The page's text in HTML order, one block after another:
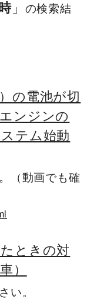
」
の検索結
の電池が切
ンジンの
テム始動
（動画でも確
ときの対
）
い。